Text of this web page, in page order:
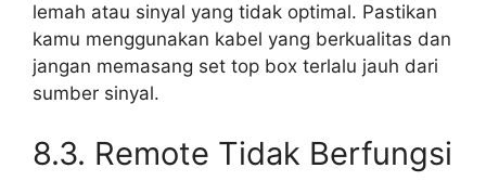
lemah atau sinyal yang tidak optimal. Pastikan
kamu menggunakan kabel yang berkualitas dan
jangan memasang set top box terlalu jauh dari
sumber sinyal.
8.3. Remote Tidak Berfungsi